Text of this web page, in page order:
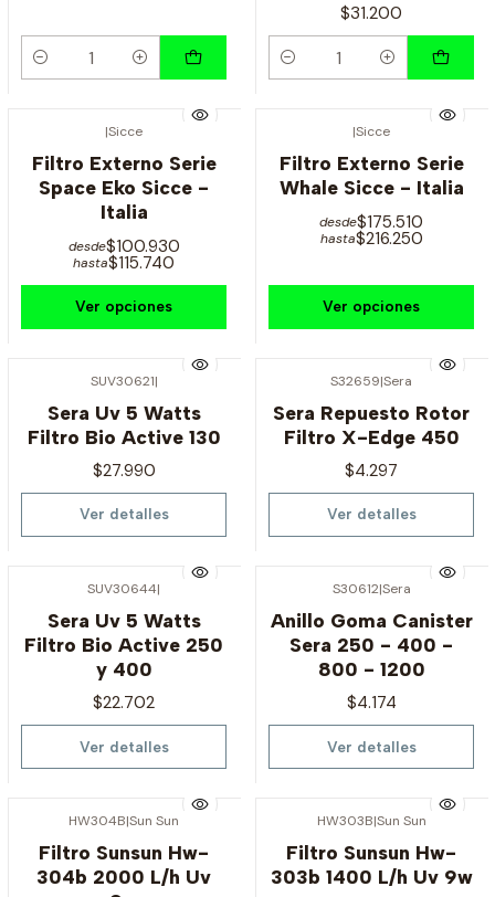
Cantidad
$31.200
Cantidad
|Sicce
Filtro Externo Serie
Space Eko Sicce -
Italia
desde$100.930
hasta$115.740
Ver opciones
|Sicce
Filtro Externo Serie
Whale Sicce - Italia
desde$175.510
hasta$216.250
Ver opciones
SUV30621|
Sera Uv 5 Watts
Filtro Bio Active 130
$27.990
Ver detalles
S32659|Sera
Sera Repuesto Rotor
Filtro X-Edge 450
$4.297
Ver detalles
SUV30644|
Sera Uv 5 Watts
Filtro Bio Active 250
y 400
$22.702
Ver detalles
S30612|Sera
Anillo Goma Canister
Sera 250 - 400 -
800 - 1200
$4.174
Ver detalles
HW304B|Sun Sun
Filtro Sunsun Hw-
304b 2000 L/h Uv
HW303B|Sun Sun
Filtro Sunsun Hw-
303b 1400 L/h Uv 9w